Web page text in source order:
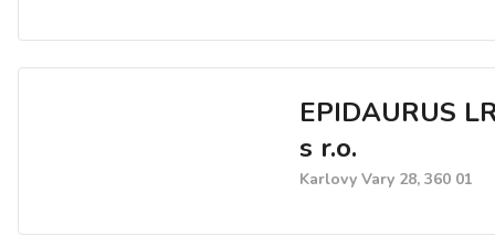
EPIDAURUS
s r.o.
Karlovy Vary 28, 360 01